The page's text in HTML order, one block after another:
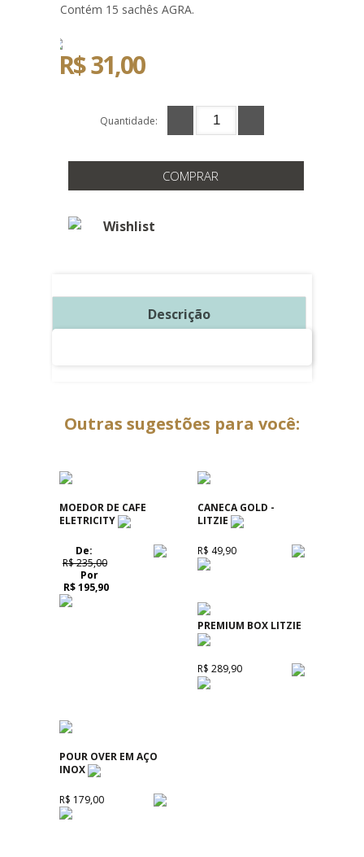
Contém 15 sachês AGRA.
R$ 31,00
Quantidade:
COMPRAR
Wishlist
Descrição
Outras sugestões para você:
MOEDOR DE CAFE
ELETRICITY
De:
R$ 235,00
Por
R$ 195,90
CANECA GOLD -
LITZIE
R$ 49,90
PREMIUM BOX LITZIE
R$ 289,90
POUR OVER EM AÇO
INOX
R$ 179,00